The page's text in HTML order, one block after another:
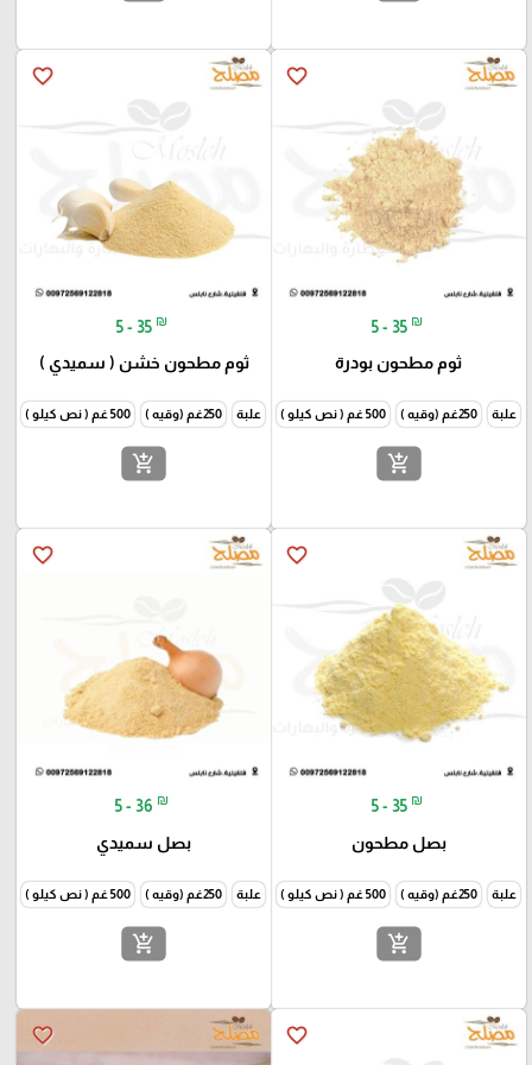
favorite_border
5 - 35 ₪
ثوم مطحون بودرة
علبة 250غم (وقيه ) 500 غم ( نص كيلو ) 1000غم (كيلو )
add_shopping_cart
favorite_border
5 - 35 ₪
ثوم مطحون خشن ( سميدي )
علبة 250غم (وقيه ) 500 غم ( نص كيلو )
add_shopping_cart
favorite_border
5 - 35 ₪
بصل مطحون
علبة 250غم (وقيه ) 500 غم ( نص كيلو ) 1000غم (كيلو )
add_shopping_cart
favorite_border
5 - 36 ₪
بصل سميدي
علبة 250غم (وقيه ) 500 غم ( نص كيلو )
add_shopping_cart
favorite_border
favorite_border